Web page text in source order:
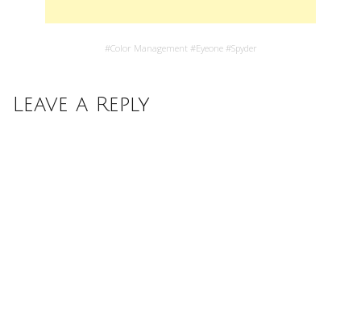
#Color Management #Eyeone#Spyder
Leave a Reply